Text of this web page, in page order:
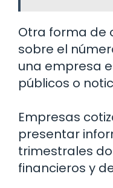
Otra forma de
sobre el
una empresa
públicos o
Empresas
presentar
trimestrales
financieros y